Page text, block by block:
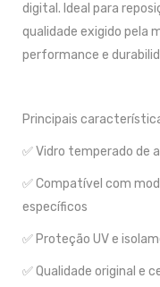
digital. Ideal para
qualidade exigido pela
performance e
Principais
✅ Vidro temperado de
✅ Compatível com
específicos
✅ Proteção UV e
✅ Qualidade original e